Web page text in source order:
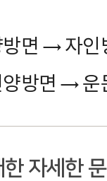
면 →자인
방면 →운
자세한